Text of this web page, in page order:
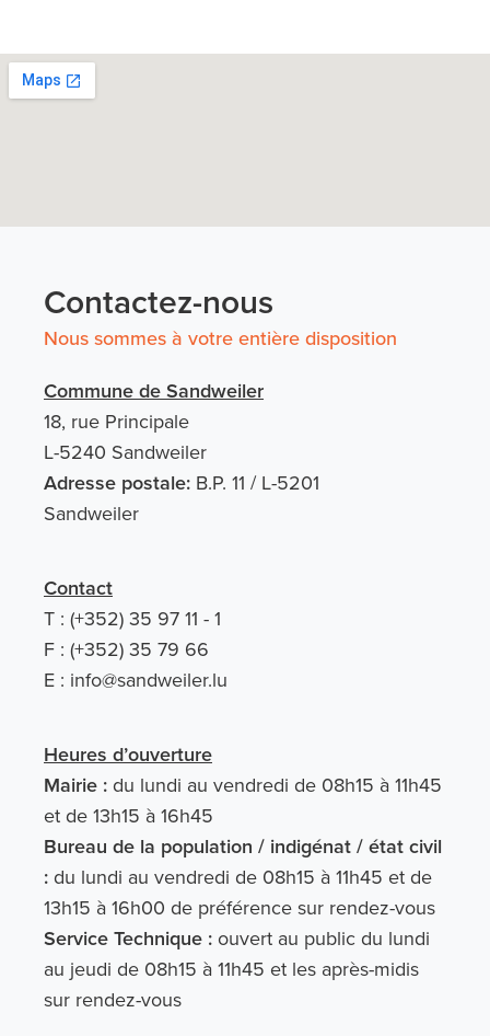
Contactez-nous
Nous sommes à votre entière disposition
Commune de Sandweiler
18, rue Principale
L-5240 Sandweiler
Adresse postale: B.P. 11 / L-5201
Sandweiler
Contact
T : (+352) 35 97 11 - 1
F : (+352) 35 79 66
E : info@sandweiler.lu
Heures d’ouverture
Mairie :du lundi au vendredi de 08h15 à 11h45
et de 13h15 à 16h45
Bureau de la population / indigénat / état civil
:du lundi au vendredi de 08h15 à 11h45 et de
13h15 à 16h00 de préférence sur rendez-vous
Service Technique : ouvert au public du lundi
au jeudi de 08h15 à 11h45 et les après-midis
sur rendez-vous